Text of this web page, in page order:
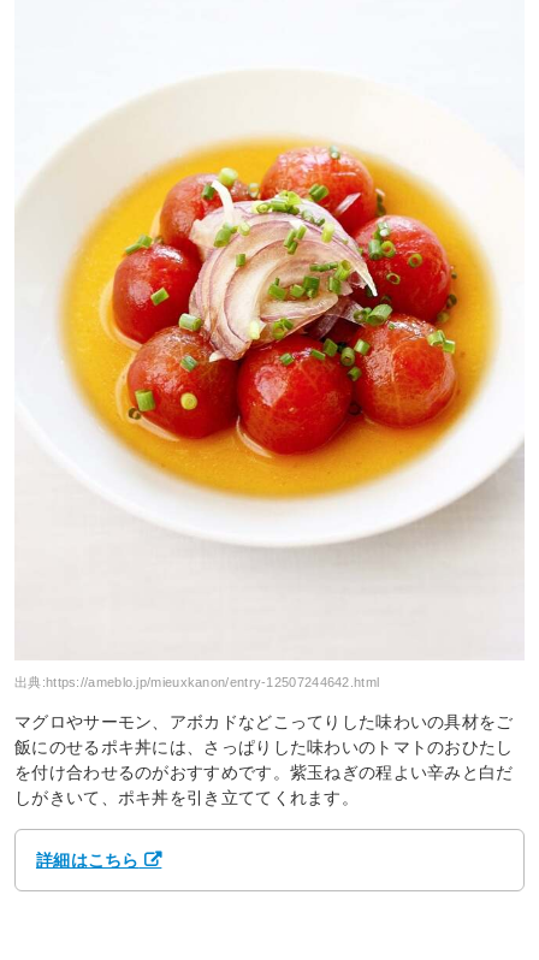
出典: https://ameblo.jp/mieuxkanon/entry-12507244642.html
マグロやサーモン、アボカドなどこってりした味わいの具材をご
飯にのせるポキ丼には、さっぱりした味わいのトマトのおひたし
を付け合わせるのがおすすめです。紫玉ねぎの程よい辛みと白だ
しがきいて、ポキ丼を引き立ててくれます。
詳細はこちら